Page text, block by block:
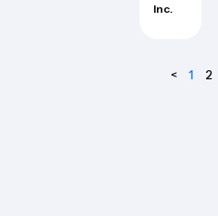
05G
Inc.
< 1 2